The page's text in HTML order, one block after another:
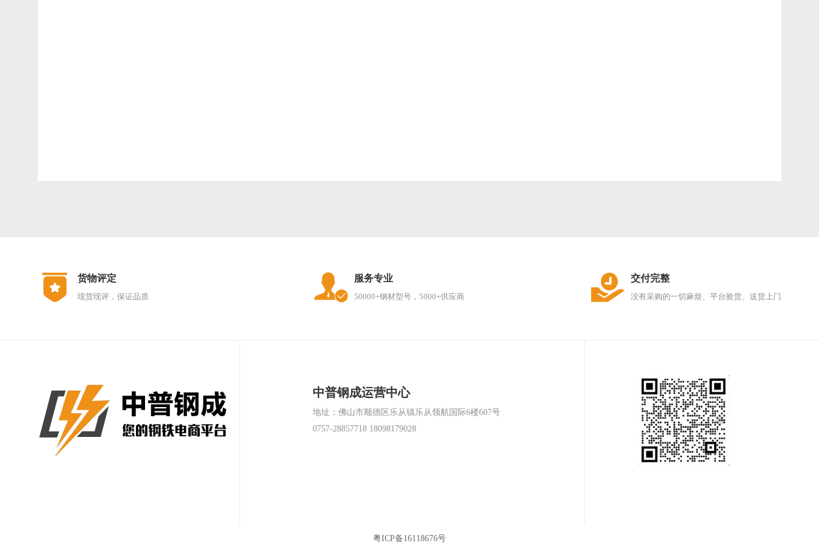
货物评定
现货现评，保证品质
服务专业
50000+钢材型号，5000+供应商
交付完整
没有采购的一切麻烦、平台验货、送货上门
中普钢成运营中心
地址：佛山市顺德区乐从镇乐从领航国际6楼607号
0757-28857718 18098179028
粤ICP备16118676号